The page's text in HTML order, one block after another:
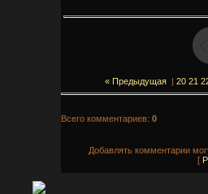
« Предыдущая | 20 21
Всего комментариев: 0
Добавлять комментарии
[